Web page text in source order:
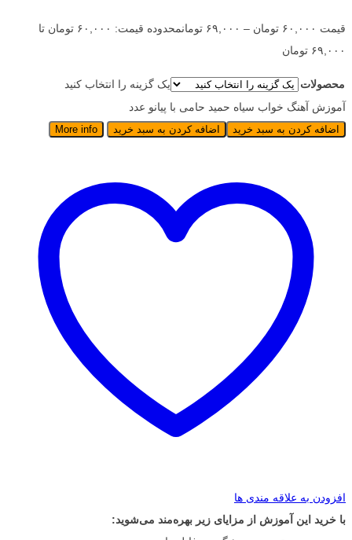
قیمت ۶۰,۰۰۰ تومان – ۶۹,۰۰۰ تومان
محدوده قیمت: ۶۰,۰۰۰ تومان تا
۶۹,۰۰۰ تومان
محصولات
یک گزینه را انتخاب کنید
آموزش آهنگ خواب سیاه حمید حامی با پیانو عدد
اضافه کردن به سبد خرید اضافه کردن به سبد خرید More info
افزودن به علاقه مندی ها
با خرید این آموزش از مزایای زیر بهره‌مند می‌شوید: